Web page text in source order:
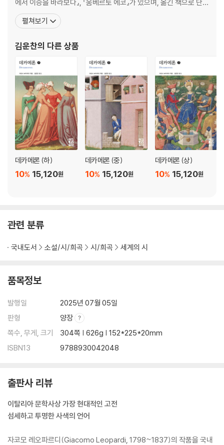
달넘이 238
금작화 또는 황무지의 꽃 243
모방 260
단편들
“들어 봐, 멜리소” 267
“나는 여기 문지방 주위에서 방황하며” 270
“서쪽에 낮의 빛살은 꺼지고” 272
시모니데스의 그리스어에서 278
똑같은 작가의 281
옮긴이 해제 283
레오파르디 연보 300
지은이·옮긴이 소개 303
에서 이승을 바라보다』, 『움베르토 에코』가 있으며, 옮긴 책으로 단테
의 『신곡』, 『향연』, 아리오스토의 『광란의 오를란도』, 에코의 『나는
독자를 위해 글을 쓴다』, 『거짓말의 전략』, 『이야기 속의 독자』, 『논문
불』, 『피곤한 노동』, 『레우
펼쳐보기
김운찬의 다른 상품
데카메론 (하)
15,120원
10%
데카메론 (중)
15,120원
10%
데카메론 (상)
15,120원
10%
관련 분류
국내도서 소설/시/희곡 시/희곡 세계의 시
품목정보
발행일
2025년 07월 05일
판형
양장
쪽수, 무게, 크기
304쪽 | 626g | 152*225*20mm
ISBN13
9788930042048
출판사 리뷰
이탈리아 문학사상 가장 현대적인 고전
섬세하고 투명한 사색의 언어
자코모 레오파르디(Giacomo Leopardi, 1798~1837)의 작품을 국내